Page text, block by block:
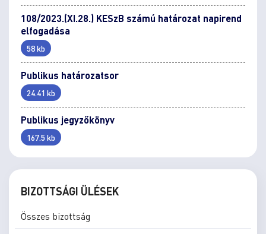
108/2023.(XI.28.) KESzB számú határozat napirend
elfogadása
58 kb
Publikus határozatsor
24.41 kb
Publikus jegyzőkönyv
167.5 kb
BIZOTTSÁGI ÜLÉSEK
Összes bizottság